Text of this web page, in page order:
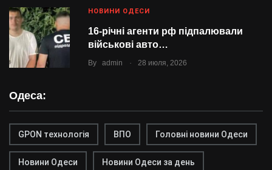
НОВИНИ ОДЕСИ
16-річні агенти рф підпалювали
військові авто…
By admin . 28 июля, 2026
Одеса:
GPON технологія ВПО Головні новини Одеси
Новини Одеси Новини Одеси за день